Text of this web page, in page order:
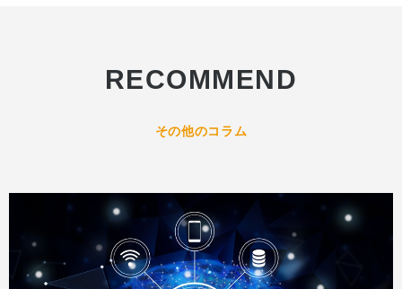
RECOMMEND
その他のコラム